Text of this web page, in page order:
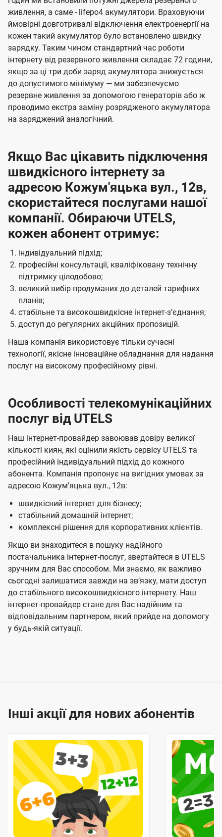
живлення, а саме - lifepo4 акумулятори. Враховуючи
ймовірні довготривалі відключення електроенергії на
кожен такий акумулятор було встановлено швидку
зарядку. Таким чином стандартний час роботи
інтернету від резервного живлення складає 72 години,
якщо за ці три доби заряд акумулятора знижується
до допустимого мінімуму — ми забезпечуємо
резервне живлення за допомогою генераторів або ж
проводимо екстра заміну розрядженого акумулятора
на заряджений аналогічний.
Якщо Вас цікавить підключення
швидкісного інтернету за
адресою Кожум'яцька вул., 12в,
скористайтеся послугами нашої
компанії. Обираючи UTELS,
кожен абонент отримує:
індивідуальний підхід;
професійні консультації, кваліфіковану технічну
підтримку цілодобово;
великий вибір продуманих до деталей тарифних
планів;
стабільне та високошвидкісне інтернет-зʼєднання;
доступ до регулярних акційних пропозицій.
Наша компанія використовує тільки сучасні
технології, якісне інноваційне обладнання для надання
послуг на високому професійному рівні.
Особливості телекомунікаційних
послуг від UTELS
Наш інтернет-провайдер завоював довіру великої
кількості киян, які оцінили якість сервісу UTELS та
професійний індивідуальний підхід до кожного
абонента. Компанія пропонує на вигідних умовах за
адресою Кожум'яцька вул., 12в:
швидкісний інтернет для бізнесу;
стабільний домашній інтернет;
комплексні рішення для корпоративних клієнтів.
Якщо ви знаходитеся в пошуку надійного
постачальника інтернет-послуг, звертайтеся в UTELS
зручним для Вас способом. Ми знаємо, як важливо
сьогодні залишатися завжди на звʼязку, мати доступ
до стабільного високошвидкісного інтернету. Наш
інтернет-провайдер стане для Вас надійним та
відповідальним партнером, який прийде на допомогу
у будь-якій ситуації.
Інші акції для нових абонентів